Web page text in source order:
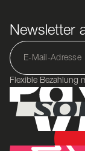
Newsletter
Flexible Bezahlung